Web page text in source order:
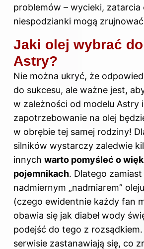
problemów – wycieki, zatarcia
niespodzianki mogą
Jaki olej wybrać
Astry?
Nie można ukryć, że
do sukcesu, ale ważne jest,
w zależności od modelu Astry
zapotrzebowanie na olej
w obrębie tej samej rodziny!
silników wystarczy zaledwie
innych warto pomyśleć o
pojemnikach. Dlatego
nadmiernym „nadmiarem” oleju
(czego ewidentnie każdy fan
obawia się jak diabeł wody
podejść do tego z
serwisie zastanawiają się, co